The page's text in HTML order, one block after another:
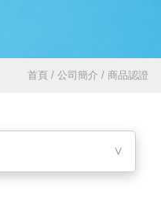
首頁 / 公司簡介 / 商品認證
∨